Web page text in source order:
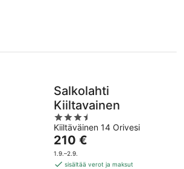
Salkolahti
Kiiltavainen
3.5
out
of
5
Kiiltäväinen 14 Orivesi
Hinta
on
210 €
210 €
1.9.–2.9.
sisältää verot ja maksut